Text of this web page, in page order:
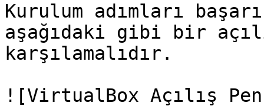
Kurulum adımları
aşağıdaki gibi bir
karşılamalıdır.
![VirtualBox Açılış